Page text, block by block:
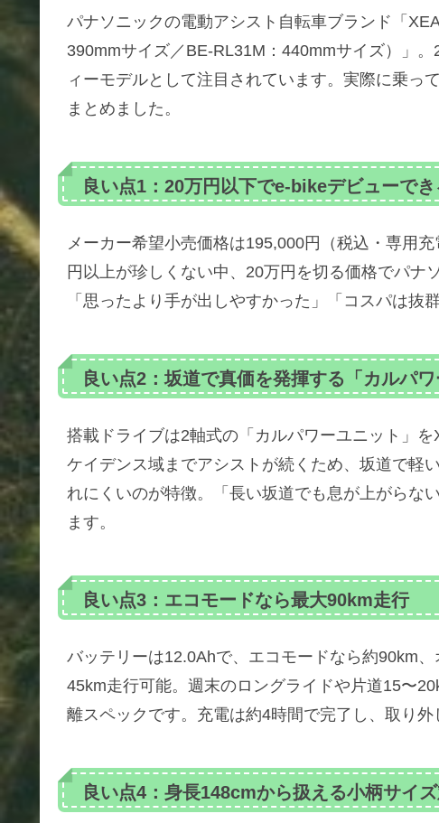
パナソニックの電動アシスト自転車ブランド「
390mmサイズ／BE-RL31M：440mmサイズ）」
ィーモデルとして注目されています。実際に乗っ
まとめました。
良い点1：20万円以下でe-bikeデビューでき
メーカー希望小売価格は195,000円（税込・専用
円以上が珍しくない中、20万円を切る価格でパナ
「思ったより手が出しやすかった」「コスパは抜
良い点2：坂道で真価を発揮する「カルパワ
搭載ドライブは2軸式の「カルパワーユニット」
ケイデンス域までアシストが続くため、坂道で軽
れにくいのが特徴。「長い坂道でも息が上がらな
ます。
良い点3：エコモードなら最大90km走行
バッテリーは12.0Ahで、エコモードなら約90km
45km走行可能。週末のロングライドや片道15〜
離スペックです。充電は約4時間で完了し、取り外
良い点4：身長148cmから扱える小柄サイ